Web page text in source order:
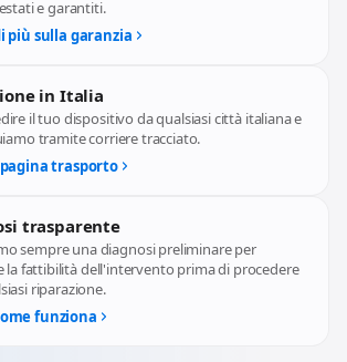
e garantiti.
più sulla garanzia
in Italia
il tuo dispositivo da qualsiasi città italiana e
tramite corriere tracciato.
trasporto
trasparente
sempre una diagnosi preliminare per
la fattibilità dell'intervento prima di procedere
riparazione.
funziona